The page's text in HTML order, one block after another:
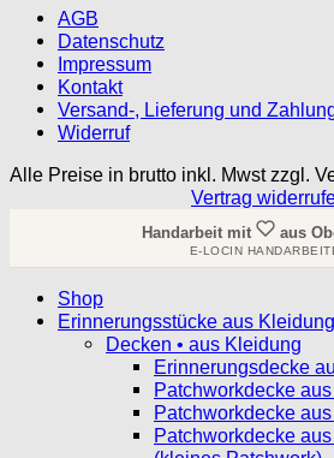
AGB
Datenschutz
Impressum
Kontakt
Versand-, Lieferung und
Widerruf
Alle Preise in brutto inkl. Mwst zzgl.
Vertrag
Handarbeit mit aus
E-LOCIN
Shop
Erinnerungsstücke aus Kleidung
Decken • aus Kleidung
Erinnerungsdecke
Patchworkdecke
Patchworkdecke
Patchworkdecke